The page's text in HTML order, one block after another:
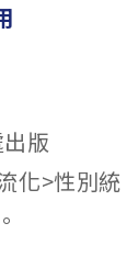
版
化>性別統